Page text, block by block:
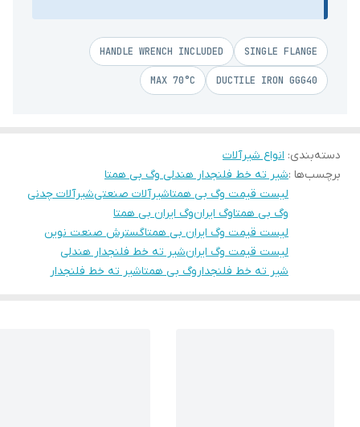
SINGLE FLANGE
HANDLE WRENCH INCLUDED
DUCTILE IRON GGG40
MAX 70°C
دسته‌بندی: انواع شیرآلات
برچسب‌ها :شیر ته خط فلنجدار هندلی وگ بی همتا
لیست قیمت وگ بی همتاشیرآلات صنعتیشیرآلات چدنی
وگ بی همتاوگ ایرانوگ ایران بی همتا
لیست قیمت وگ ایران بی همتاگسترش صنعت نوین
لیست قیمت وگ ایرانشیر ته خط فلنجدار هندلی
شیر ته خط فلنجداروگ بی همتاشیر ته خط فلنجدار